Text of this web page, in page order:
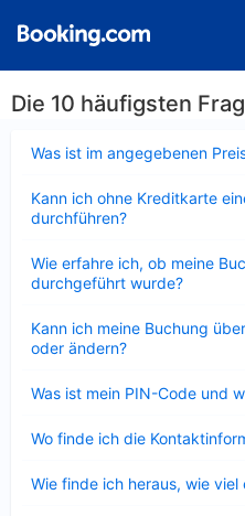
Die 10 häufigsten
Was ist im angegebenen
Kann ich ohne Kreditkarte
durchführen?
Wie erfahre ich, ob meine
durchgeführt wurde?
Kann ich meine Buchung
oder ändern?
Was ist mein PIN-Code und
Wo finde ich die
Wie finde ich heraus, wie